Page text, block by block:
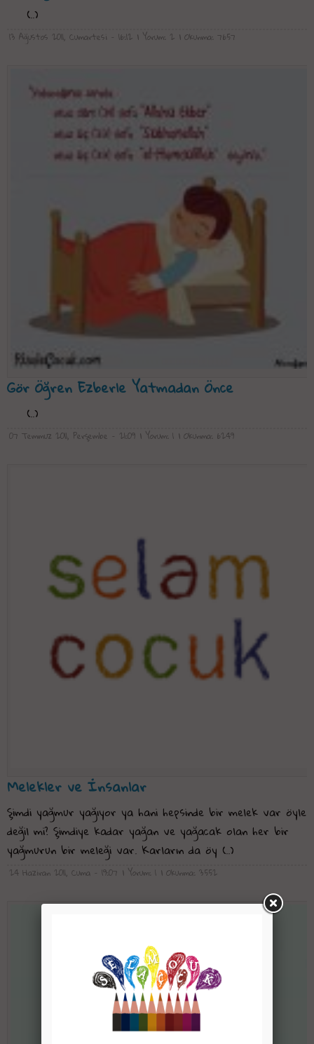
(..)
13 Ağustos 2011, Cumartesi - 16:12 | Yorum: 2 | Okunma: 7657
Gör Öğren Ezberle Yatmadan Önce
(..)
07 Temmuz 2011, Perşembe - 21:09 | Yorum: 1 | Okunma: 6249
Melekler ve İnsanlar
Şimdi yağmur yağıyor ya hani hepsinde bir melek var öyle
değil mi? Şimdiye kadar yağan ve yağacak olan her bir
yağmurun bir meleği var. Karların da öy (..)
24 Haziran 2011, Cuma - 19:07 | Yorum: 1 | Okunma: 3552